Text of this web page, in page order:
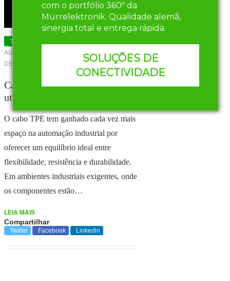
com o portfólio 360º da
Murrelektronik. Qualidade alemã,
sinergia total e entrega rápida.
SOLUÇÕES DE
CONECTIVIDADE
Tecnologia em Automação Industrial
AUTOR
REDAÇÃO MURRELEKTRONIK
6
DE MAIO DE 2026
Cabo TPE: quando deve ser
utilizado?
O cabo TPE tem ganhado cada vez mais
espaço na automação industrial por
oferecer um equilíbrio ideal entre
flexibilidade, resistência e durabilidade.
Em ambientes industriais exigentes, onde
os componentes estão…
LEIA MAIS
Compartilhar
Twitter Facebook Linkedin